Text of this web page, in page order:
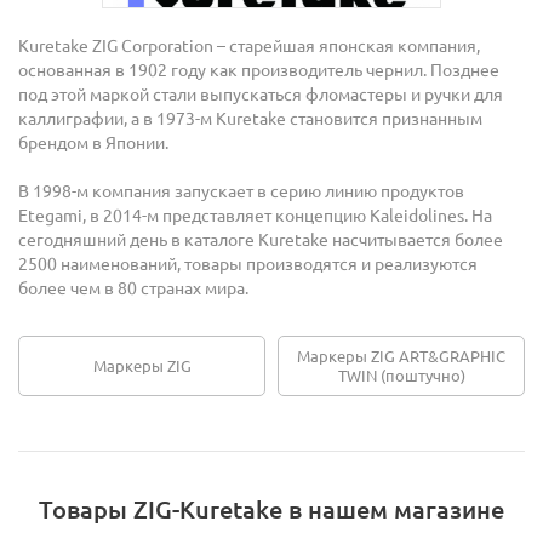
Kuretake ZIG Corporation – старейшая японская компания,
основанная в 1902 году как производитель чернил. Позднее
под этой маркой стали выпускаться фломастеры и ручки для
каллиграфии, а в 1973-м Kuretake становится признанным
брендом в Японии.
В 1998-м компания запускает в серию линию продуктов
Etegami, в 2014-м представляет концепцию Kaleidolines. На
сегодняшний день в каталоге Kuretake насчитывается более
2500 наименований, товары производятся и реализуются
более чем в 80 странах мира.
Маркеры ZIG
Маркеры ZIG ART&GRAPHIC
TWIN (поштучно)
Товары ZIG-Kuretake в нашем магазине